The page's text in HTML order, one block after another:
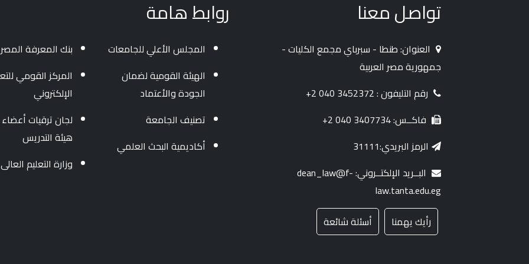
تواصل معنا
العنوان: طنطا - سبرباي مجمع الكليات -
جمهورية مصر العربية
رقم التليفون : 3452372 040 2+
فاكــس: 3407734 040 2+
الرمز البريدي:31111
البــريد الإلكتــروني: dean_law@f-
law.tanta.edu.eg
رأيك يهمنا
أسئلة شائعة
روابط هامة
المجلس الأعلي للجامعات
الهيئة القومية لضمان
الجودة والأعتماد
تصنيف الجامعة
أكاديمية البحث العلمي
بنك المعرفة
المركز القومي
الإلكتروني
لجان ترقيات أعضاء
هيئة التدريس
وزارة التعليم العالى